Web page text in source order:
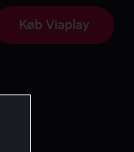
Køb Viaplay